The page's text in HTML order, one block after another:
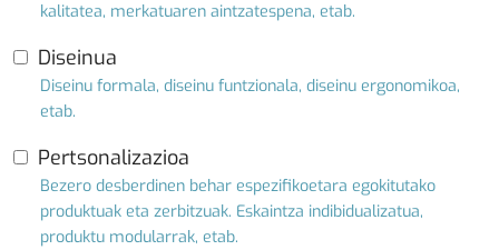
kalitatea, merkatuaren aintzatespena, etab.
Diseinua
Diseinu formala, diseinu funtzionala, diseinu ergonomikoa,
etab.
Pertsonalizazioa
Bezero desberdinen behar espezifikoetara egokitutako
produktuak eta zerbitzuak. Eskaintza indibidualizatua,
produktu modularrak, etab.